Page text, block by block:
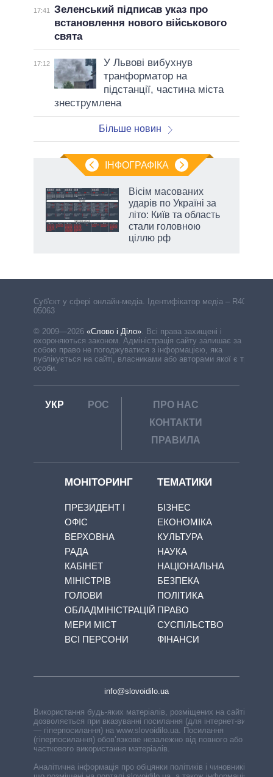
17:41 Зеленський підписав указ про
встановлення нового військового
свята
17:12
У Львові вибухнув
транформатор на
підстанції, частина міста
знеструмлена
Більше новин
ІНФОГРАФІКА
Вісім масованих
ударів по Україні за
літо: Київ та область
стали головною
ціллю рф
Cуб'єкт у сфері онлайн-медіа. Ідентифікатор медіа – R40-
05063
© 2009—2026 «Слово і Діло». Всі права захищені і
охороняються законом. Адміністрація сайту залишає за
собою право не погоджуватися з інформацією, яка
публікується на сайті, власниками або авторами якої є треті
особи.
УКР РОС
ПРО НАС
КОНТАКТИ
ПРАВИЛА
МОНІТОРИНГ
ПРЕЗИДЕНТ І
ОФІС
ВЕРХОВНА
РАДА
КАБІНЕТ
МІНІСТРІВ
ГОЛОВИ
ОБЛАДМІНІСТРАЦІЙ
МЕРИ МІСТ
ВСІ ПЕРСОНИ
ТЕМАТИКИ
БІЗНЕС
ЕКОНОМІКА
КУЛЬТУРА
НАУКА
НАЦІОНАЛЬНА
БЕЗПЕКА
ПОЛІТИКА
ПРАВО
СУСПІЛЬСТВО
ФІНАНСИ
info@slovoidilo.ua
Використання будь-яких матеріалів, розміщених на сайті,
дозволяється при вказуванні посилання (для інтернет-видань
— гіперпосилання) на www.slovoidilo.ua. Посилання
(гіперпосилання) обов’язкове незалежно від повного або
часткового використання матеріалів.
Аналітична інформація про обіцянки політиків і чиновників,